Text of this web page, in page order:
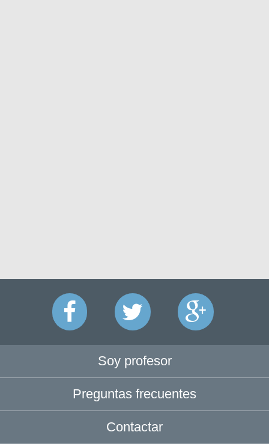
Soy profesor
Preguntas frecuentes
Contactar